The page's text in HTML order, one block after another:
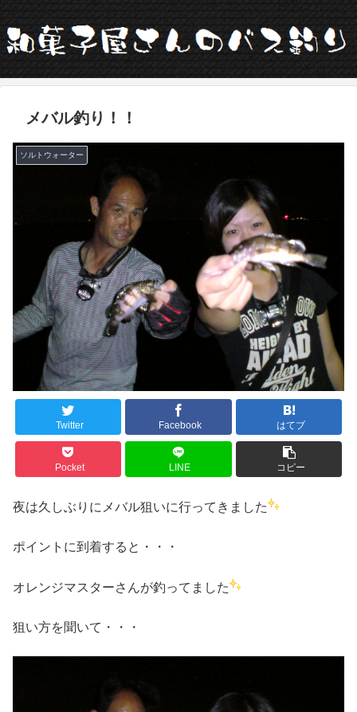
メバル釣り！！
ソルトウォーター
Twitter Facebook はてブ
Pocket LINE コピー
夜は久しぶりにメバル狙いに行ってきました
ポイントに到着すると・・・
オレンジマスターさんが釣ってました
狙い方を聞いて・・・